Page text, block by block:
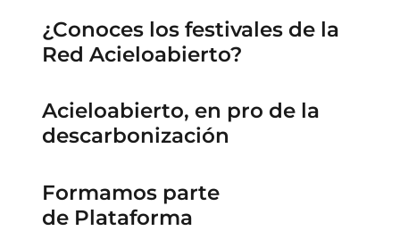
¿Conoces los festivales de la
Red Acieloabierto?
Acieloabierto, en pro de la
descarbonización
Formamos parte
de Plataforma